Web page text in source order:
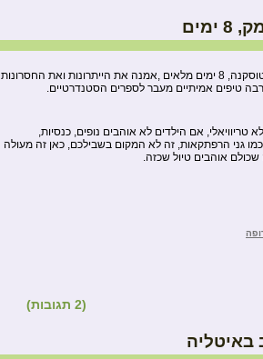
רשמים מטיול עומק משפחתי שערכנו בטוסקנה, 8 ימים מלאים ,אמנה את הייתרונות ואת החסרונות
טיפים אמיתיים מעבר לספרים הסטנדרטיים.
אם הילדים לא אוהבים נופים, כנסיות,
גני הרפתקאות, זה לא המקום בשבילכם, כאן זה מעולה
אוהבים טיול שכזה.
(2 תגובות)